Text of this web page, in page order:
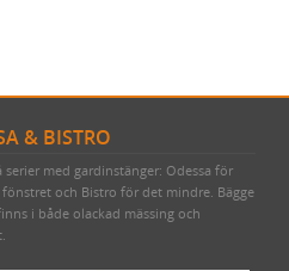
& BISTRO
serier med gardinstänger: Odessa för
och Bistro för det mindre. Bägge
i både olackad mässing och